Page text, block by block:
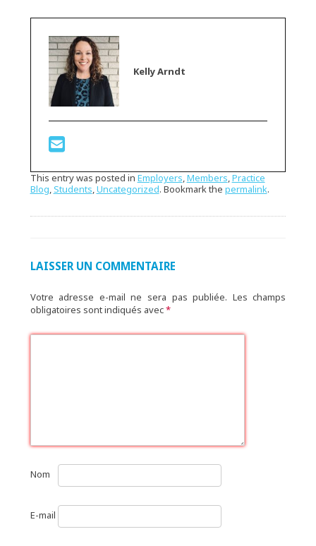
Kelly Arndt
This entry was posted in Employers,Members,Practice
Blog,Students,Uncategorized. Bookmark the permalink.
LAISSER UN COMMENTAIRE
Votre adresse e-mail ne sera pas publiée. Les champs
obligatoires sont indiqués avec*
Nom
E-mail